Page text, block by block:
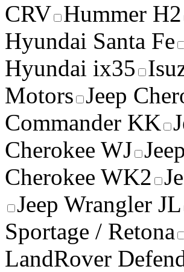
CRV Hummer H2
Hyundai Santa Fe
Hyundai ix35
Motors Jeep
Commander KK
Cherokee WJ
Cherokee WK2
Jeep Wrangler JL
Sportage / Retona
LandRover